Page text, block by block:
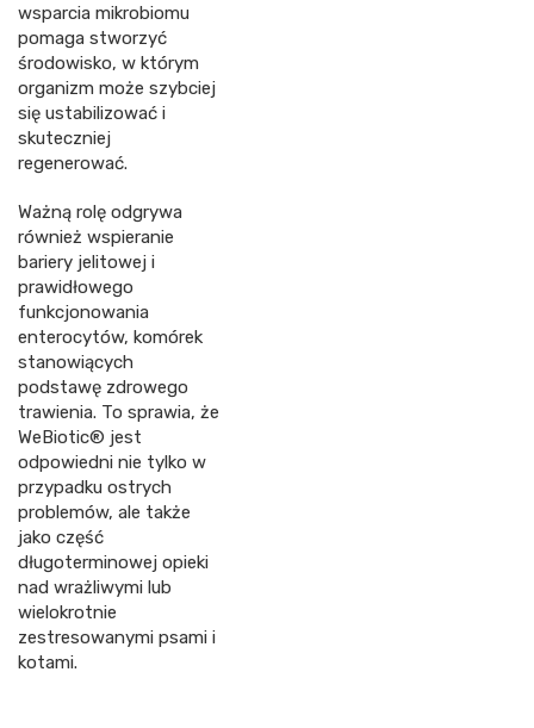
wsparcia mikrobiomu
pomaga stworzyć
środowisko, w którym
organizm może szybciej
się ustabilizować i
skuteczniej
regenerować.
Ważną rolę odgrywa
również wspieranie
bariery jelitowej i
prawidłowego
funkcjonowania
enterocytów, komórek
stanowiących
podstawę zdrowego
trawienia. To sprawia, że
WeBiotic® jest
odpowiedni nie tylko w
przypadku ostrych
problemów, ale także
jako część
długoterminowej opieki
nad wrażliwymi lub
wielokrotnie
zestresowanymi psami i
kotami.